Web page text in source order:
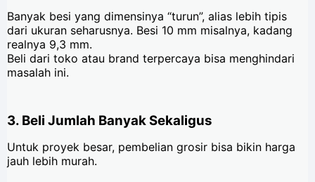
Banyak besi yang dimensinya “turun”, alias lebih tipis
dari ukuran seharusnya. Besi 10 mm misalnya, kadang
realnya 9,3 mm.
Beli dari toko atau brand terpercaya bisa menghindari
masalah ini.
3. Beli Jumlah Banyak Sekaligus
Untuk proyek besar, pembelian grosir bisa bikin harga
jauh lebih murah.